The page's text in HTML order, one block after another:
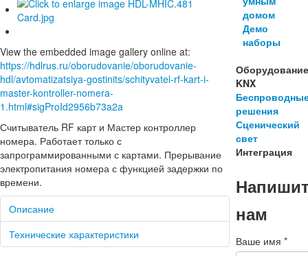
View the embedded image gallery online at:
https://hdlrus.ru/oborudovanie/oborudovanie-
hdl/avtomatizatsiya-gostinits/schityvatel-rf-kart-i-
master-kontroller-nomera-
1.html#sigProId2956b73a2a
Считыватель RF карт и Мастер контроллер
номера. Работает только с
запрограммированными с картами. Прерывание
электропитания номера с функцией задержки по
времени.
Описание
Технические характеристики
домом
Демо
наборы
KNX
решения
Сценический
свет
Интеграция
нам
Ваше имя*